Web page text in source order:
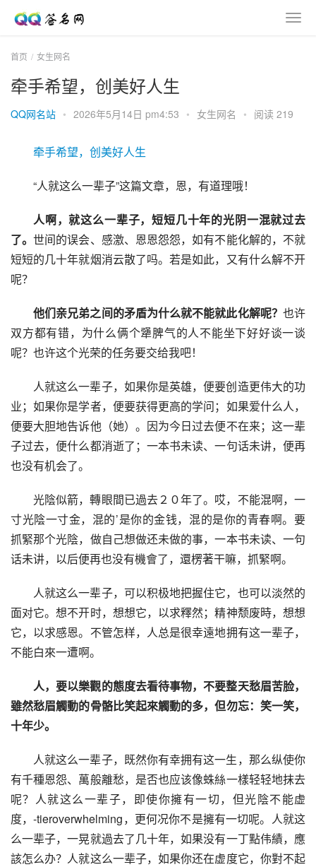
首页 女生网名
牵手希望，创美好人生
QQ网名站 • 2026年5月14日 pm4:53 • 女生网名 • 阅读 219
牵手希望，创美好人生
“人就这么一辈子”这篇文章，恩，有道理哦！
人啊，就这么一辈子，短短几十年的光阴一混就过去
了。世间的误会、感激、恩恩怨怨，如有不能化解的，不就
短短的几十年就烟消云散了吗。若是如此，又有什么解不开
呢？
他们亲兄弟之间的矛盾为什么就不能就此化解呢？ 也许
双方都有错，为什么俩个犟脾气的人不能坐下好好谈一谈
呢？也许这个光荣的任务要交给我吧！
人就这么一辈子，如果你是英雄，便要创造更伟大的功
业；如果你是学者，便要获得更高的学问；如果爱什么人，
便要大胆地告诉他（她）。因为今日过去便不在来；这一辈
子过去，便什么都消逝了；一本书未读、一句话未讲，便再
也没有机会了。
光陰似箭，轉眼間已過去２０年了。哎，不能混啊，一
寸光陰一寸金，混的’是你的金钱，混的是你的青春啊。要
抓緊那个光陰，做自己想做还未做的事，一本书未读、一句
话未讲，以后便再也没有機會了，還楞著干嘛，抓緊啊。
人就这么一辈子，可以积极地把握住它，也可以淡然的
面对它。想不开时，想想它，以求釋然；精神颓废時，想想
它，以求感恩。不管怎样，人总是很幸遠地拥有这一辈子，
不能白來一遭啊。
人，要以樂觀的態度去看待事物，不要整天愁眉苦脸，
雖然愁眉觸動的骨骼比笑起來觸動的多，但勿忘：笑一笑，
十年少。
人就这么一辈子，既然你有幸拥有这一生，那么纵使你
有千種恩怨、萬般離愁，是否也应该像蛛絲一樣轻轻地抹去
呢？人就这么一辈子，即使你擁有一切，但光陰不能虚
度，-tieroverwhelming，更何况你不是擁有一切呢。人就这
么一辈子，一晃就過去了几十年，如果没有一丁點伟績，應
該怎么办？人就这么一辈子，如果你还在虚度它，你對不起